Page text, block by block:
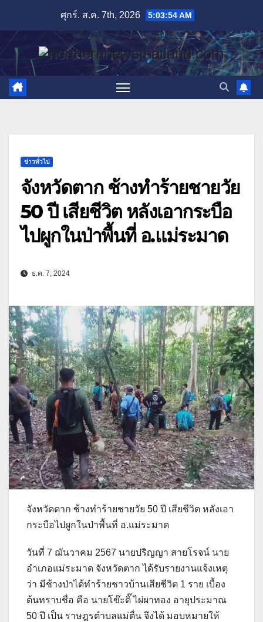
content
ศุกร์. ส.ค. 7th, 2026 5:03:54 AM
ข่าวทั่วไป
จังหวัดตาก ช้างทำร้ายชายวัย
50 ปี เสียชีวิต หลังเอากระบือ
ไปผูกในป่าพื้นที่ อ.แม่ระมาด
ธ.ค. 7, 2024
จังหวัดตาก ช้างทำร้ายชายวัย 50 ปี เสียชีวิต หลังเอา
กระบือไปผูกในป่าพื้นที่ อ.แม่ระมาด
วันที่ 7 ฌันวาคม 2567 นายปริญญา​ สายโรจน์ นาย
อำเภอแม่ระมาด จังหวัดตาก ได้รับรายงานแจ้งเหตุ
ว่า มีช้างป่าได้ทำร้ายชาวบ้านเสียชีวิต 1 ราย เบื้อง
ต้นทราบชื่อ​ คือ นายโข๊ะดิ๊ ไผ่ผาทอง อายุประมาณ
50 ปี​ เป็น ราษฎรตำบลแม่ตื่น จึงได้ มอบหมายให้